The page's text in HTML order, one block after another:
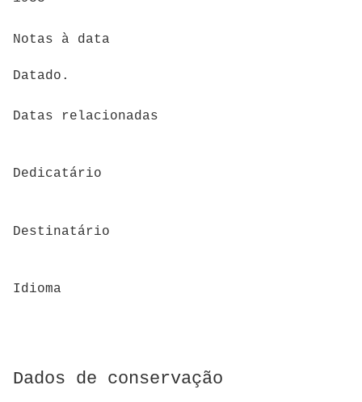
Notas à data
Datado.
Datas relacionadas
Dedicatário
Destinatário
Idioma
Dados de conservação